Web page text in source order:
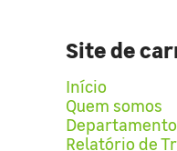
Site de
Início
Quem somos
Relatório de